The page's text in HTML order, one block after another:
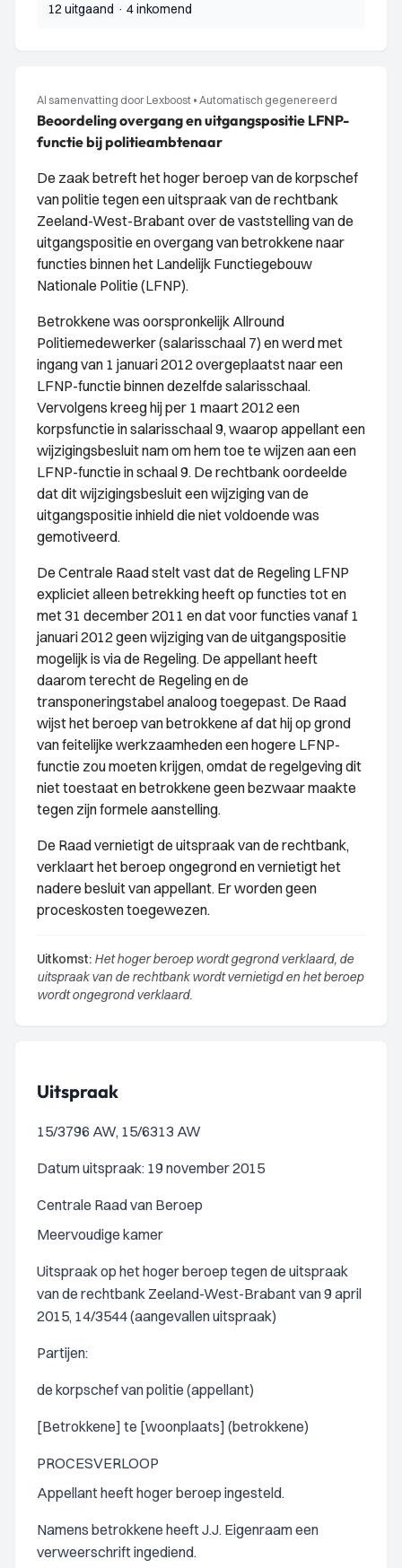
12 uitgaand · 4 inkomend
AI samenvatting door Lexboost • Automatisch gegenereerd
Beoordeling overgang en uitgangspositie LFNP-
functie bij politieambtenaar
De zaak betreft het hoger beroep van de korpschef
van politie tegen een uitspraak van de rechtbank
Zeeland-West-Brabant over de vaststelling van de
uitgangspositie en overgang van betrokkene naar
functies binnen het Landelijk Functiegebouw
Nationale Politie (LFNP).
Betrokkene was oorspronkelijk Allround
Politiemedewerker (salarisschaal 7) en werd met
ingang van 1 januari 2012 overgeplaatst naar een
LFNP-functie binnen dezelfde salarisschaal.
Vervolgens kreeg hij per 1 maart 2012 een
korpsfunctie in salarisschaal 9, waarop appellant een
wijzigingsbesluit nam om hem toe te wijzen aan een
LFNP-functie in schaal 9. De rechtbank oordeelde
dat dit wijzigingsbesluit een wijziging van de
uitgangspositie inhield die niet voldoende was
gemotiveerd.
De Centrale Raad stelt vast dat de Regeling LFNP
expliciet alleen betrekking heeft op functies tot en
met 31 december 2011 en dat voor functies vanaf 1
januari 2012 geen wijziging van de uitgangspositie
mogelijk is via de Regeling. De appellant heeft
daarom terecht de Regeling en de
transponeringstabel analoog toegepast. De Raad
wijst het beroep van betrokkene af dat hij op grond
van feitelijke werkzaamheden een hogere LFNP-
functie zou moeten krijgen, omdat de regelgeving dit
niet toestaat en betrokkene geen bezwaar maakte
tegen zijn formele aanstelling.
De Raad vernietigt de uitspraak van de rechtbank,
verklaart het beroep ongegrond en vernietigt het
nadere besluit van appellant. Er worden geen
proceskosten toegewezen.
Uitkomst: Het hoger beroep wordt gegrond verklaard, de
uitspraak van de rechtbank wordt vernietigd en het beroep
wordt ongegrond verklaard.
Uitspraak
15/3796 AW, 15/6313 AW
Datum uitspraak: 19 november 2015
Centrale Raad van Beroep
Meervoudige kamer
Uitspraak op het hoger beroep tegen de uitspraak
van de rechtbank Zeeland-West-Brabant van 9 april
2015, 14/3544 (aangevallen uitspraak)
Partijen:
de korpschef van politie (appellant)
[Betrokkene] te [woonplaats] (betrokkene)
PROCESVERLOOP
Appellant heeft hoger beroep ingesteld.
Namens betrokkene heeft J.J. Eigenraam een
verweerschrift ingediend.